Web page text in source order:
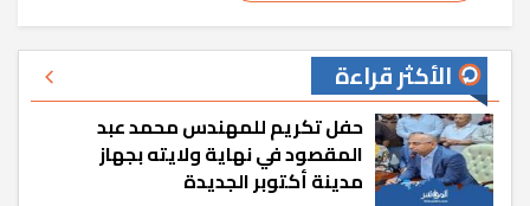
الأكثر قراءة
حفل تكريم للمهندس محمد عبد
المقصود في نهاية ولايته بجهاز
مدينة أكتوبر الجديدة